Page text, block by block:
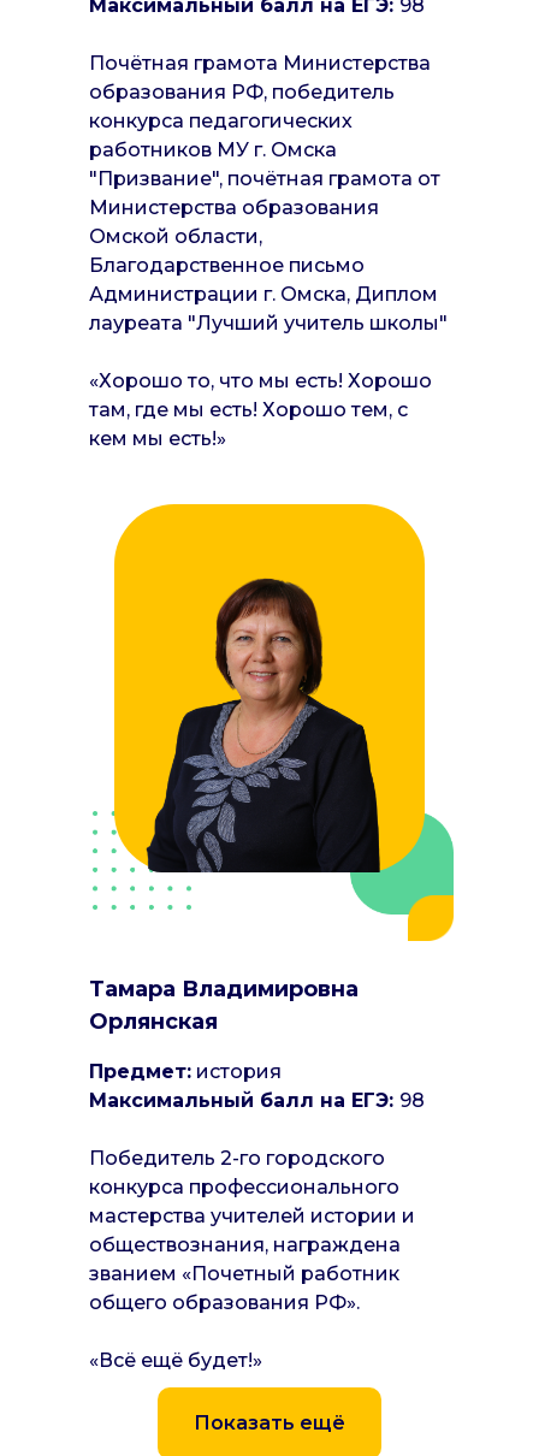
Максимальный балл на ЕГЭ: 98
Почётная грамота Министерства
образования РФ, победитель
конкурса педагогических
работников МУ г. Омска
"Призвание", почётная грамота от
Министерства образования
Омской области,
Благодарственное письмо
Администрации г. Омска, Диплом
лауреата "Лучший учитель школы"
«Хорошо то, что мы есть! Хорошо
там, где мы есть! Хорошо тем, с
кeм мы есть!»
Тамара Владимировна
Орлянская
Предмет: история
Максимальный балл на ЕГЭ: 98
Победитель 2-го городского
конкурса профессионального
мастерства учителей истории и
обществознания, награждена
званием «Почетный работник
общего образования РФ».
«Всё ещё будет!»
Показать ещё